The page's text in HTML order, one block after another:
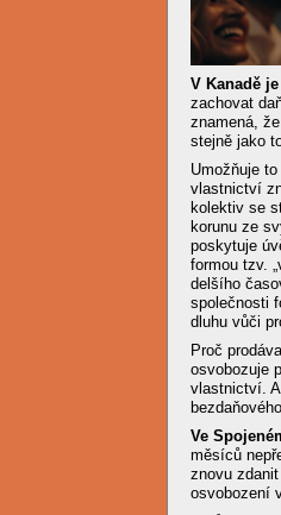
V Kanadě
zachovat
znamená,
stejně jako
Umožňuje
vlastnictví
kolektiv se
korunu ze
poskytuje
formou tzv.
delšího
společnosti
dluhu vůči
Proč
osvobozuje
vlastnictví.
Ve
měsíců
znovu
osvobození